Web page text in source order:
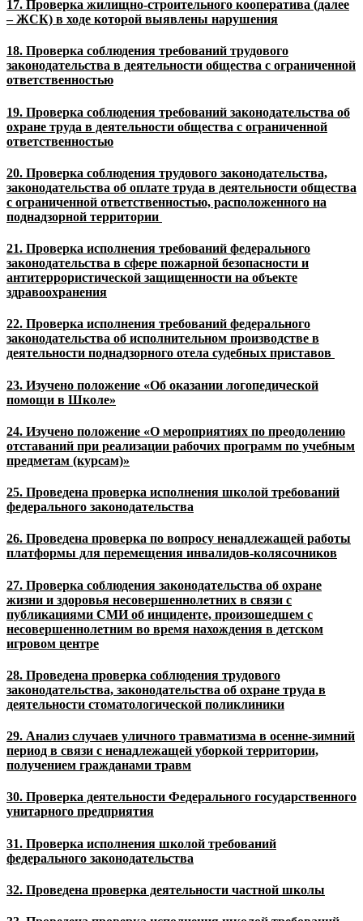
17. Проверка жилищно-строительного кооператива (далее
– ЖСК) в ходе которой выявлены нарушения
18. Проверка соблюдения требований трудового
законодательства в деятельности общества с ограниченной
ответственностью
19. Проверка соблюдения требований законодательства об
охране труда в деятельности общества с ограниченной
ответственностью
20. Проверка соблюдения трудового законодательства,
законодательства об оплате труда в деятельности общества
с ограниченной ответственностью, расположенного на
поднадзорной территории
21. Проверка исполнения требований федерального
законодательства в сфере пожарной безопасности и
антитеррористической защищенности на объекте
здравоохранения
22. Проверка исполнения требований федерального
законодательства об исполнительном производстве в
деятельности поднадзорного отела судебных приставов
23. Изучено положение «Об оказании логопедической
помощи в Школе»
24. Изучено положение «О мероприятиях по преодолению
отставаний при реализации рабочих программ по учебным
предметам (курсам)»
25. Проведена проверка исполнения школой требований
федерального законодательства
26. Проведена проверка по вопросу ненадлежащей работы
платформы для перемещения инвалидов-колясочников
27. Проверка соблюдения законодательства об охране
жизни и здоровья несовершеннолетних в связи с
публикациями СМИ об инциденте, произошедшем с
несовершеннолетним во время нахождения в детском
игровом центре
28. Проведена проверка соблюдения трудового
законодательства, законодательства об охране труда в
деятельности стоматологической поликлиники
29. Анализ случаев уличного травматизма в осенне-зимний
период в связи с ненадлежащей уборкой территории,
получением гражданами травм
30. Проверка деятельности Федерального государственного
унитарного предприятия
31. Проверка исполнения школой требований
федерального законодательства
32. Проведена проверка деятельности частной школы